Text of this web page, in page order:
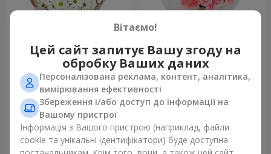
Букет "White happiness"
999 грн
Замовити
Букет "Рожевий зефір"
Замовити
Вітаємо!
Цей сайт запитує Вашу згоду на
обробку Ваших даних
Персоналізована реклама, контент, аналітика,
вимірювання ефективності
Збереження і/або доступ до інформації на
Вашому пристрої
Інформація з Вашого пристрою (наприклад, файли
cookie та унікальні ідентифікатори) буде доступна